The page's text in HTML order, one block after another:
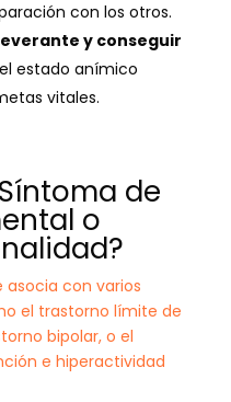
con los otros.
y conseguir
estado anímico
vitales.
de
o
asocia con varios
el trastorno límite de
bipolar, o el
e hiperactividad